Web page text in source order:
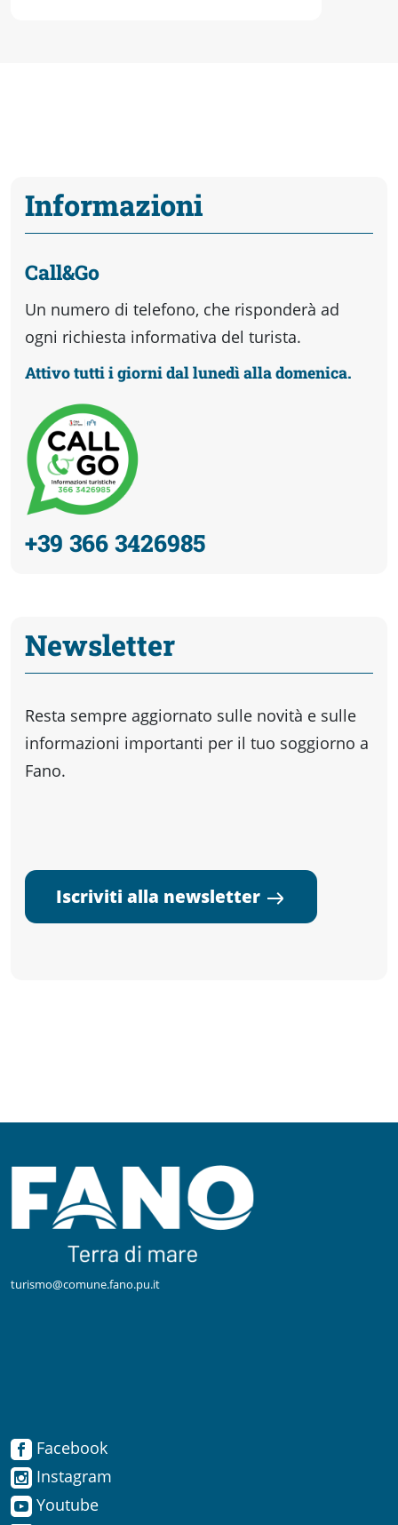
Instagram
Informazioni
Call&Go
Un numero di telefono, che risponderà ad
ogni richiesta informativa del turista.
Attivo tutti i giorni dal lunedì alla domenica.
+39 366 3426985
Newsletter
Resta sempre aggiornato sulle novità e sulle
informazioni importanti per il tuo soggiorno a
Fano.
Iscriviti alla newsletter
turismo@comune.fano.pu.it
Facebook
Instagram
Youtube